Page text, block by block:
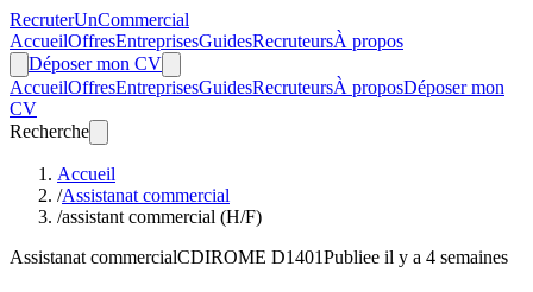
RecruterUnCommercial
AccueilOffresEntreprisesGuidesRecruteursÀ propos
Déposer mon CV
AccueilOffresEntreprisesGuidesRecruteursÀ proposDéposer mon
CV
Recherche
Accueil
/Assistanat commercial
/assistant commercial (H/F)
Assistanat commercialCDIROME D1401Publiee il y a 4 semaines